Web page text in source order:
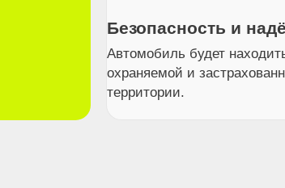
Безопасность и
Автомобиль будет
охраняемой и
территории.